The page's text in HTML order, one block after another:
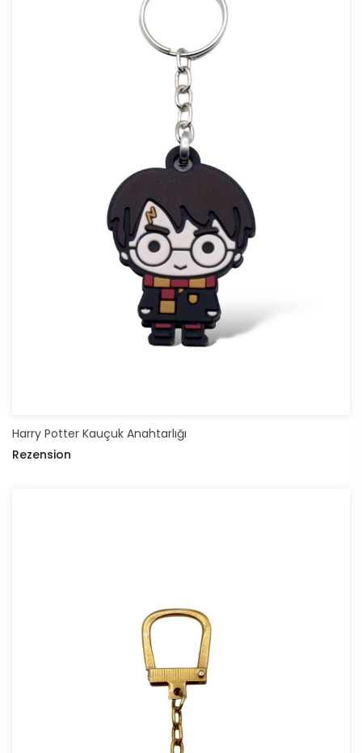
Harry Potter Kauçuk Anahtarlığı
Rezension